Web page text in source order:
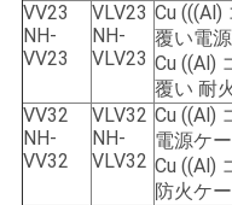
PRIVACY
POLICY
VV23
NH-
VV23
VLV23
NH-
VLV23
Cu (((Al)
覆い電
Cu ((Al)
覆い 耐
VV32
NH-
VV32
VLV32
NH-
VLV32
Cu ((Al)
電源ケ
Cu ((Al)
防火ケ